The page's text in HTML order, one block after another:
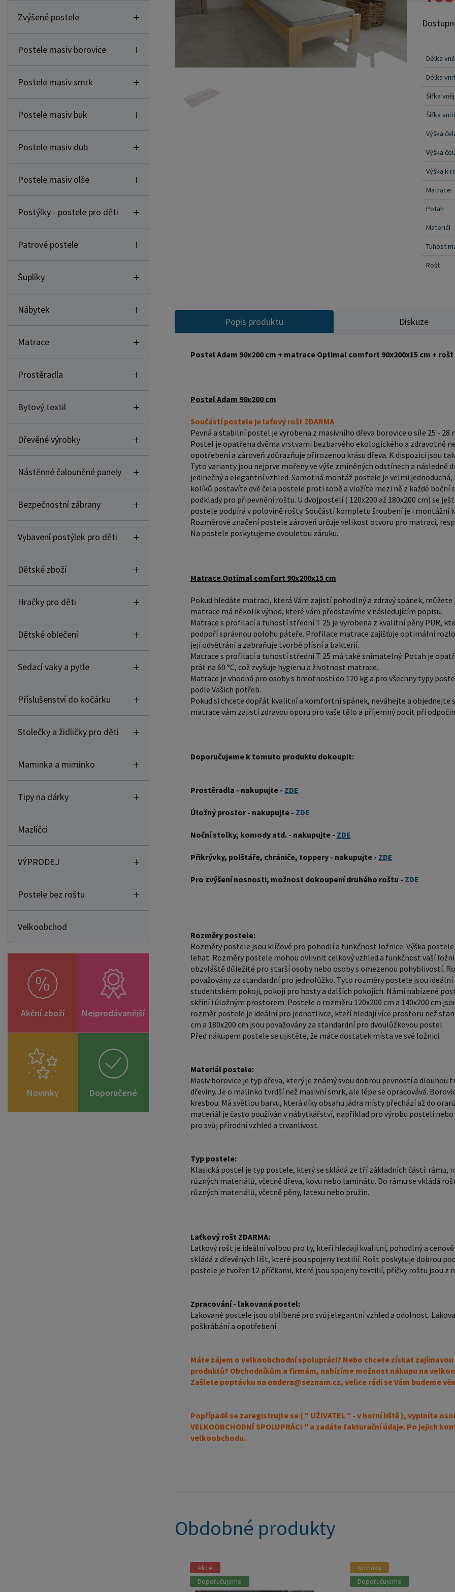
Zvýšené postele
Postele masiv borovice
Postele masiv smrk
Postele masiv buk
Postele masiv dub
Postele masiv olše
Postýlky - postele pro děti
Patrové postele
Šuplíky
Nábytek
Matrace
Prostěradla
Bytový textil
Dřevěné výrobky
Nástěnné čalouněné panely
Bezpečnostní zábrany
Vybavení postýlek pro děti
Dětské zboží
Hračky pro děti
Dětské oblečení
Sedací vaky a pytle
Příslušenství do kočárku
Stolečky a židličky pro děti
Maminka a miminko
Tipy na dárky
Mazlíčci
VÝPRODEJ
Postele bez roštu
Velkoobchod
Akční zboží Nejprodávanější
Novinky
Doporučené
zboží
který
ještě
postele
kvalitní
do 120
nabízíme
chcete
matrace
pocit při odpočinku.
dokoupit: Prostěradla - nakupujte - ZDE
mohli
ovlivnit
nabídce
postele
ložnici,
oblíbené
být
rošt a
latexu nebo pružin.
ideální
dobrou
Rošt
příčky
poškrábání a
horní
ZÁJEM
Délka
Délka
Šířka
Šířka
Výška
Výška
Výška k
Matrace
Potah
Materiál
Tuhost
Rošt
Popis produktu Diskuze
Postel Adam 90x200 cm + matrace Optimal comfort 90x200x15 cm + rošt
Postel Adam 90x200 cm
Součástí postele je laťový rošt ZDARMA
Pevná a stabilní postel je vyrobena z masivního dřeva borovice o síle 25 -
Postel je opatřena dvěma vrstvami bezbarvého ekologického a zdravotně
opotřebení a zároveň zdůrazňuje přirozenou krásu dřeva. K dispozici jsou
Tyto varianty jsou nejprve mořeny ve výše zmíněných odstínech a následně
jedinečný a elegantní vzhled. Samotná montáž postele je velmi
kolíků postavíte dvě čela postele proti sobě a vložíte mezi ně z každé
podklady pro připevnění roštu. U dvojpostelí ( 120x200 až 180x200 cm) se
postele podpírá v polovině rošty. Součástí kompletu šroubení je i montážní
Rozměrové značení postele zároveň určuje velikost otvoru pro matraci,
Na postele poskytujeme dvouletou záruku.
Matrace Optimal comfort 90x200x15 cm
Pokud hledáte matraci, která Vám zajistí pohodlný a zdravý spánek,
matrace má několik výhod, které vám představíme v následujícím popisu.
Matrace s profilací a tuhostí střední T 25 je vyrobena z kvalitní pěny PUR,
podpoří správnou polohu páteře. Profilace matrace zajišťuje optimální
její odvětrání a zabraňuje tvorbě plísní a bakterií.
Matrace s profilací a tuhostí střední T 25 má také snímatelný. Potah je
prát na 60 °C, což zvyšuje hygienu a životnost matrace.
Matrace je vhodná pro osoby s hmotností do 120 kg a pro všechny typy
podle Vašich potřeb.
Pokud si chcete dopřát kvalitní a komfortní spánek, neváhejte a
matrace vám zajistí zdravou oporu pro vaše tělo a příjemný pocit při
Doporučujeme k tomuto produktu dokoupit:
Prostěradla - nakupujte - ZDE
Úložný prostor - nakupujte - ZDE
Noční stolky, komody atd. - nakupujte - ZDE
Přikrývky, polštáře, chrániče, toppery - nakupujte - ZDE
Pro zvýšení nosnosti, možnost dokoupení druhého roštu - ZDE
Rozměry postele:
Rozměry postele jsou klíčové pro pohodlí a funkčnost ložnice. Výška
lehat. Rozměry postele mohou ovlivnit celkový vzhled a funkčnost vaší
obzvláště důležité pro starší osoby nebo osoby s omezenou pohyblivostí.
považovány za standardní pro jednolůžko. Tyto rozměry postele jsou
studentském pokoji, pokoji pro hosty a dalších pokojích. Námi nabízené
skříní i úložným prostorem. Postele o rozměru 120x200 cm a 140x200 cm
rozměr postele je ideální pro jednotlivce, kteří hledají více prostoru než
cm a 180x200 cm jsou považovány za standardní pro dvoulůžkovou postel.
Před nákupem postele se ujistěte, že máte dostatek místa ve své ložnici.
Materiál postele:
Masiv borovice je typ dřeva, který je známý svou dobrou pevností a dlouhou
dřeviny. Je o malinko tvrdší než masivní smrk, ale lépe se opracovává.
kresbou. Má světlou barvu, která díky obsahu jádra místy přechází až do
materiál je často používán v nábytkářství, například pro výrobu postelí
pro svůj přírodní vzhled a trvanlivost.
Typ postele:
Klasická postel je typ postele, který se skládá ze tří základních částí: rámu,
různých materiálů, včetně dřeva, kovu nebo laminátu. Do rámu se vkládá
různých materiálů, včetně pěny, latexu nebo pružin.
Laťkový rošt ZDARMA:
Laťkový rošt je ideální volbou pro ty, kteří hledají kvalitní, pohodlný a
skládá z dřevěných lišt, které jsou spojeny textilií. Rošt poskytuje dobrou
postele je tvořen 12 příčkami, které jsou spojeny textilií, příčky roštu jsou z
Zpracování - lakovaná postel:
Lakované postele jsou oblíbené pro svůj elegantní vzhled a odolnost.
poškrábání a opotřebení.
Máte zájem o velkoobchodní spolupráci? Nebo chcete získat
produktů? Obchodníkům a firmám, nabízíme možnost nákupu na
Zašlete poptávku na ondera@seznam.cz, velice rádi se Vám budeme
Popřípadě se zaregistrujte se ( " UŽIVATEL " - v horní liště ), vyplníte
VELKOOBCHODNÍ SPOLUPRÁCI " a zadáte fakturační údaje. Po jejich
velkoobchodu.
Obdobné produkty
Akce
Doporučujeme
Novinka
Doporučujeme